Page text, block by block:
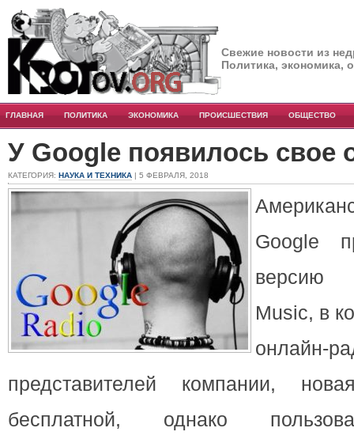
Свежие новости из
Политика, экономика,
ГЛАВНАЯ ПОЛИТИКА ЭКОНОМИКА ПРОИСШЕСТВИЯ ОБЩЕСТВО
У Google появилось свое
КАТЕГОРИЯ: НАУКА И ТЕХНИКА | 5 ФЕВРАЛЯ, 2018
Google
версию
Music, в
онлайн-
представителей компании,
бесплатной, однако